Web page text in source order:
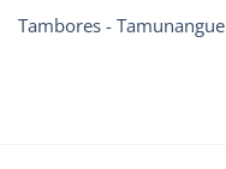
Tambores - Tamunangue